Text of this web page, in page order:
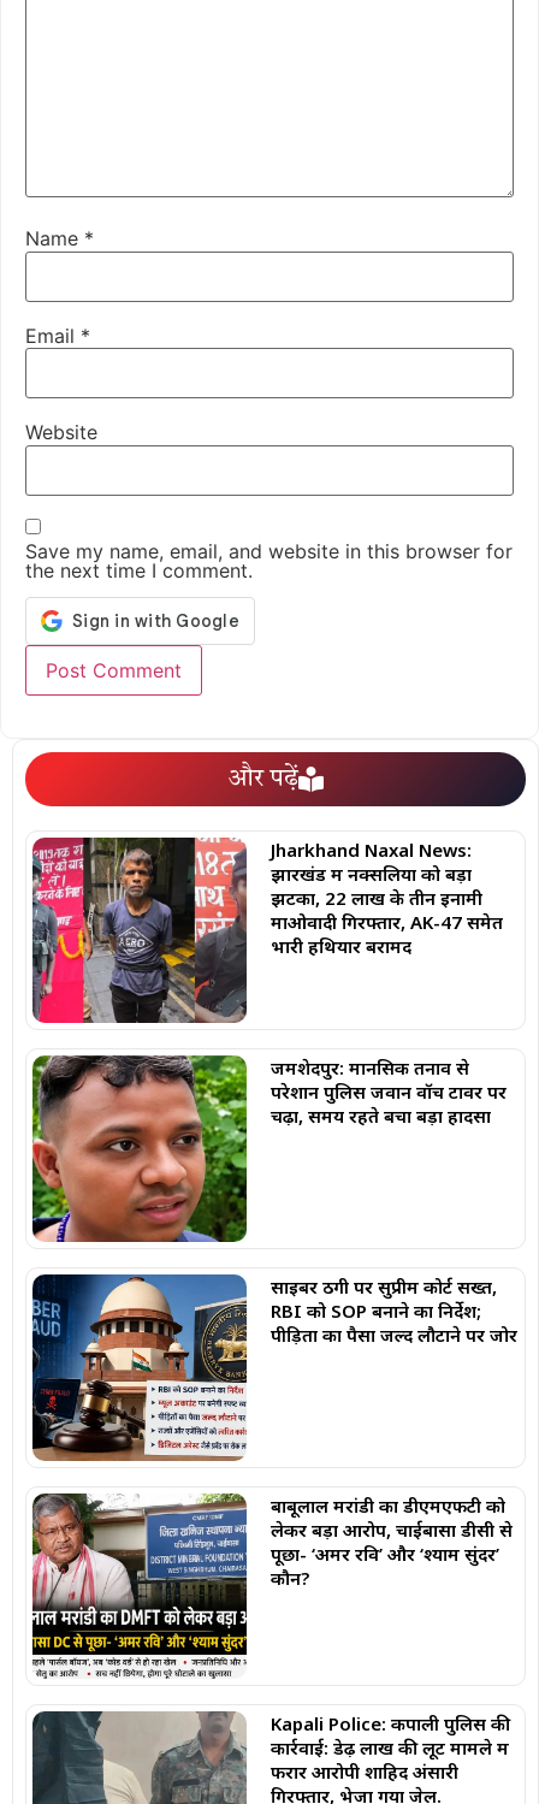
Name *
Email *
Website
Save my name, email, and website in this browser for
the next time I comment.
और पढ़ें
Jharkhand Naxal News:
झारखंड में नक्सलियों को बड़ा
झटका, 22 लाख के तीन इनामी
माओवादी गिरफ्तार, AK-47 समेत
भारी हथियार बरामद
जमशेदपुर: मानसिक तनाव से
परेशान पुलिस जवान वॉच टावर पर
चढ़ा, समय रहते बचा बड़ा हादसा
साइबर ठगी पर सुप्रीम कोर्ट सख्त,
RBI को SOP बनाने का निर्देश;
पीड़ितों का पैसा जल्द लौटाने पर जोर
बाबूलाल मरांडी का डीएमएफटी को
लेकर बड़ा आरोप, चाईबासा डीसी से
पूछा- ‘अमर रवि’ और ‘श्याम सुंदर’
कौन?
Kapali Police: कपाली पुलिस की
कार्रवाई: डेढ़ लाख की लूट मामले में
फरार आरोपी शाहिद अंसारी
गिरफ्तार, भेजा गया जेल.